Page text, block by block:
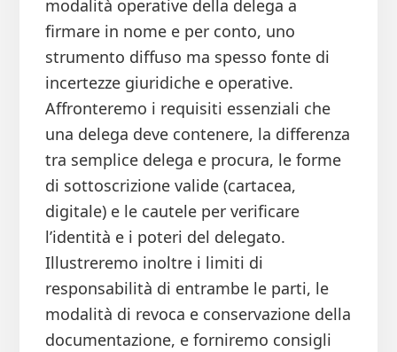
modalità operative della delega a
firmare in nome e per conto, uno
strumento diffuso ma spesso fonte di
incertezze giuridiche e operative.
Affronteremo i requisiti essenziali che
una delega deve contenere, la differenza
tra semplice delega e procura, le forme
di sottoscrizione valide (cartacea,
digitale) e le cautele per verificare
l’identità e i poteri del delegato.
Illustreremo inoltre i limiti di
responsabilità di entrambe le parti, le
modalità di revoca e conservazione della
documentazione, e forniremo consigli